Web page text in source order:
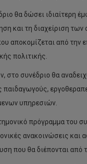
θα δώσει ιδιαίτερη
και τη διαχείριση
αποκομίζεται από την
πολιτικής.
στο συνέδριο θα
παιδαγωγούς,
υπηρεσιών.
πρόγραμμα του
ανακοινώσεις και
που θα διέπονται από